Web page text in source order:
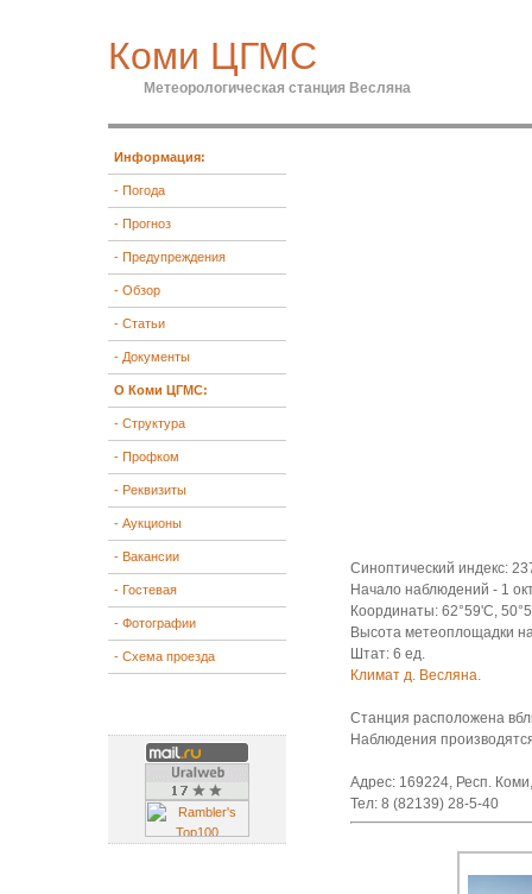
Коми ЦГМС
Метеорологическая станция Весляна
Информация:
- Погода
- Прогноз
- Предупреждения
- Обзор
- Статьи
- Документы
О Коми ЦГМС:
- Структура
- Профком
- Реквизиты
- Аукционы
- Вакансии
- Гостевая
- Фотографии
- Схема проезда
Синоптический индекс:
Начало наблюдений - 1
Координаты: 62°59'С,
Высота метеоплощадки
Штат: 6 ед.
Климат д. Весляна.
Станция расположена
Наблюдения
Адрес: 169224, Респ.
Тел: 8 (82139) 28-5-40